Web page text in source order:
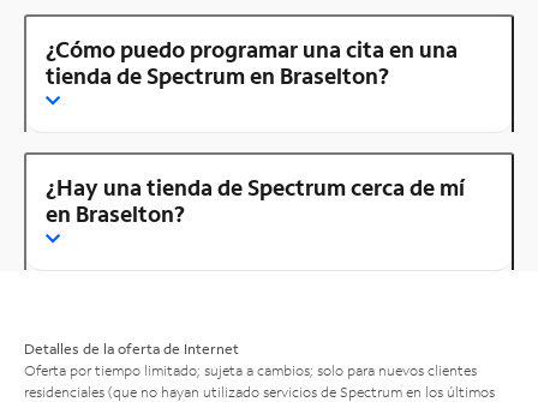
¿Cómo puedo programar una cita en una
tienda de Spectrum en Braselton?
¿Hay una tienda de Spectrum cerca de mí
en Braselton?
Detalles de la oferta de Internet
Oferta por tiempo limitado; sujeta a cambios; solo para nuevos clientes
residenciales (que no hayan utilizado servicios de Spectrum en los últimos